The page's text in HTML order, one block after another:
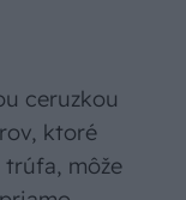
ceruzkou
ktoré
môže